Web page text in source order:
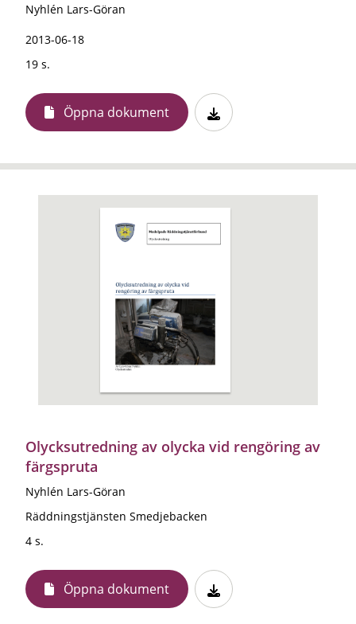
Nyhlén Lars-Göran
2013-06-18
19 s.
Öppna dokument
Olycksutredning av olycka vid rengöring av
färgspruta
Nyhlén Lars-Göran
Räddningstjänsten Smedjebacken
4 s.
Öppna dokument